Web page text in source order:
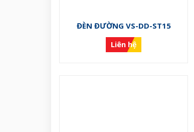
ĐÈN ĐƯỜNG VS-DD-ST15
Liên hệ